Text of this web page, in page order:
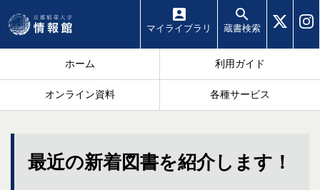
マイ ライブラリ 蔵書検索
ホーム 利用ガイド
オンライン資料 各種サービス
最近の新着図書を紹介します！